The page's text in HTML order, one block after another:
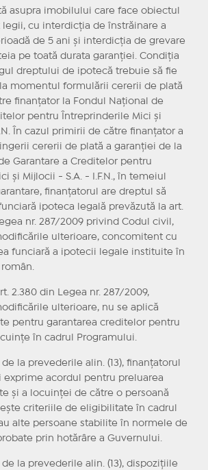
asupra imobilului care face obiectul
cu interdicția de înstrăinare a
de 5 ani și interdicția de grevare
pe toată durata garanției. Condiția
dreptului de ipotecă trebuie să fie
momentul formulării cererii de plată
finanțator la Fondul Național de
pentru Întreprinderile Mici și
În cazul primirii de către finanțator a
cererii de plată a garanției de la
Garantare a Creditelor pentru
și Mijlocii - S.A. - I.F.N., în temeiul
finanțatorul are dreptul să
ipoteca legală prevăzută la art.
nr. 287/2009 privind Codul civil,
ulterioare, concomitent cu
funciară a ipotecii legale instituite în
2.380 din Legea nr. 287/2009,
ulterioare, nu se aplică
pentru garantarea creditelor pentru
în cadrul Programului.
la prevederile alin. (13), finanțatorul
exprime acordul pentru preluarea
și a locuinței de către o persoană
criteriile de eligibilitate în cadrul
alte persoane stabilite în normele de
prin hotărâre a Guvernului.
de la prevederile alin. (13), dispozițiile